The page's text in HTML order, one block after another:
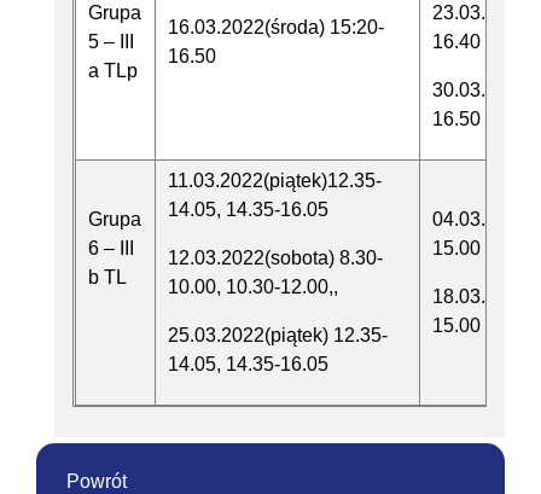
Grupa
5 – III
a TLp
16.03.2022(środa) 15:20-
16.50
16.40
16.50
Grupa
6 – III
b TL
11.03.2022(piątek)12.35-
14.05, 14.35-16.05
12.03.2022(sobota) 8.30-
10.00, 10.30-12.00,,
25.03.2022(piątek) 12.35-
14.05, 14.35-16.05
15.00
15.00
Powrót